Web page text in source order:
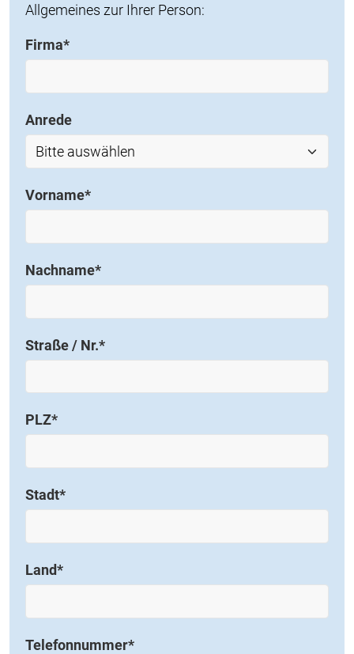
Allgemeines zur Ihrer Person:
Firma*
Anrede
Vorname*
Nachname*
Straße / Nr.*
PLZ*
Stadt*
Land*
Telefonnummer*